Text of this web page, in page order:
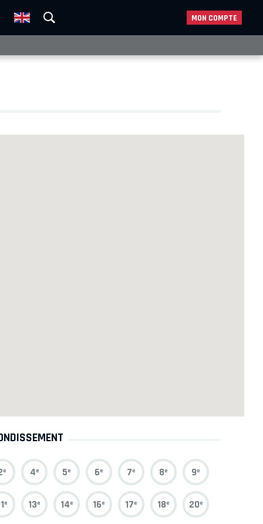
MON COMPTE
e 4e 5e 6e 7e 8e 9e
e 13e 14e 16e 17e 18e 20e